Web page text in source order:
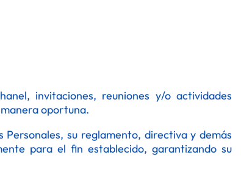
invitaciones, reuniones y/o actividades
oportuna.
su reglamento, directiva y demás
para el fin establecido, garantizando su